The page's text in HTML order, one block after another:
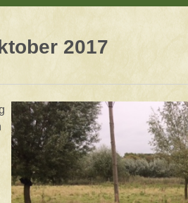
2017